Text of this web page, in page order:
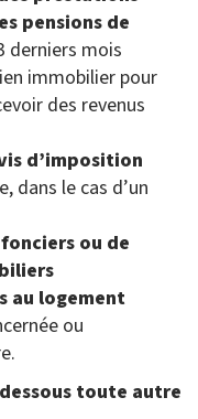
pensions de
derniers mois
immobilier pour
des revenus
d’imposition
dans le cas d’un
ou de
au logement
ou
toute autre